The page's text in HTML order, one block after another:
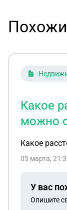
Какое
можно
Какое
05 марта,
У вас
Опишите